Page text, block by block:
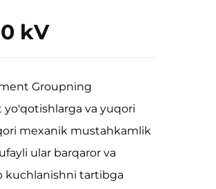
kV
Groupning
va yuqori
mexanik mustahkamlik
ular barqaror va
kuchlanishni tartibga